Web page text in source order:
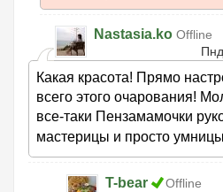
Nastasia.ko Offline
Какая красота! Прямо
всего этого очарования!
все-таки Пензамамочки
мастерицы и просто
T-bear
Offline